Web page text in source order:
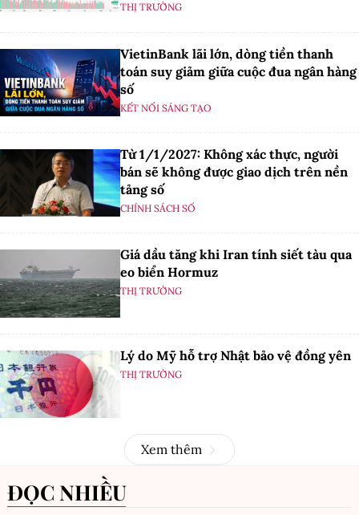
THỊ TRƯỜNG
VietinBank lãi lớn, dòng tiền thanh
toán suy giảm giữa cuộc đua ngân hàng
số
KẾT NỐI SÁNG TẠO
Từ 1/1/2027: Không xác thực, người
bán sẽ không được giao dịch trên nền
tảng số
CHÍNH SÁCH SỐ
Giá dầu tăng khi Iran tính siết tàu qua
eo biển Hormuz
THỊ TRƯỜNG
Lý do Mỹ hỗ trợ Nhật bảo vệ đồng yên
THỊ TRƯỜNG
Xem thêm
ĐỌC NHIỀU